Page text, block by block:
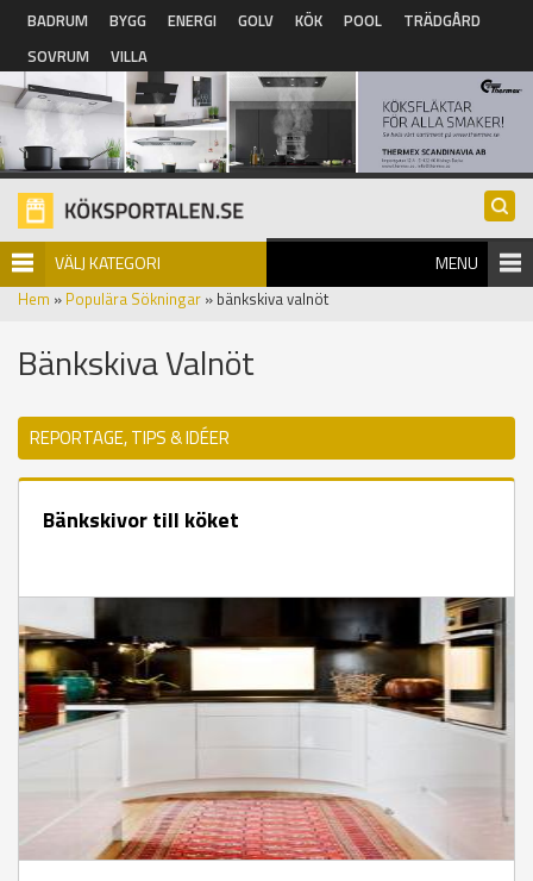
Hoppa till huvudinnehåll
BADRUM BYGG ENERGI GOLV KÖK POOL
TRÄDGÅRD
SOVRUM
VILLA
VÄLJ KATEGORI MENU
Hem » Populära Sökningar » bänkskiva valnöt
Bänkskiva Valnöt
REPORTAGE, TIPS & IDÉER
Bänkskivor till köket